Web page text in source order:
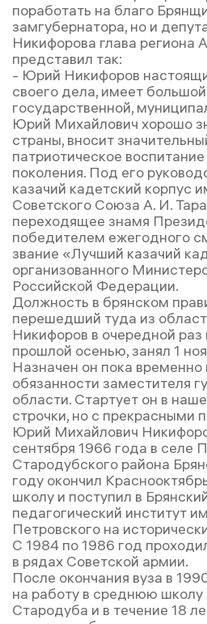
поработать на благо
замгубернатора, но и
Никифорова глава региона
представил так:
- Юрий Никифоров
своего дела, имеет
государственной,
Юрий Михайлович хорошо
страны, вносит
патриотическое
поколения. Под его
казачий кадетский корпус
Советского Союза А. И.
переходящее знамя
победителем ежегодного
звание «Лучший казачий
организованного
Российской Федерации.
Должность в брянском
перешедший туда из
Никифоров в очередной раз
прошлой осенью, занял 1
Назначен он пока
обязанности заместителя
области. Стартует он в
строчки, но с прекрасными
Юрий Михайлович
сентября 1966 года в селе
Стародубского района
году окончил
школу и поступил в
педагогический институт
Петровского на
С 1984 по 1986 год
в рядах Советской армии.
После окончания вуза в
на работу в среднюю
Стародуба и в течение 18